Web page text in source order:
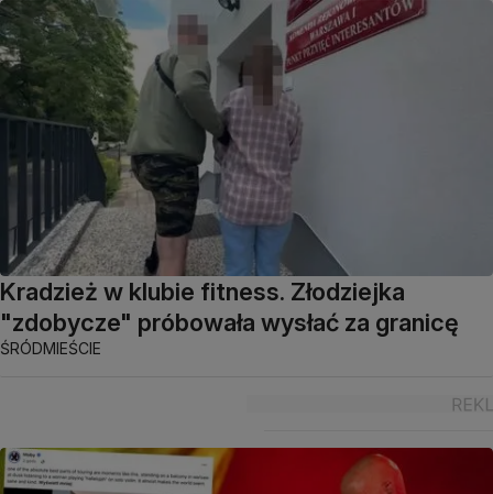
Kradzież w klubie fitness. Złodziejka
"zdobycze" próbowała wysłać za granicę
ŚRÓDMIEŚCIE